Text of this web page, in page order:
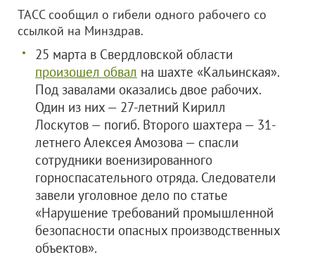
ТАСС сообщил о гибели одного рабочего со
ссылкой на Минздрав.
25 марта в Свердловской области
произошел обвал на шахте «Кальинская».
Под завалами оказались двое рабочих.
Один из них — 27-летний Кирилл
Лоскутов — погиб. Второго шахтера — 31-
летнего Алексея Амозова — спасли
сотрудники военизированного
горноспасательного отряда. Следователи
завели уголовное дело по статье
«Нарушение требований промышленной
безопасности опасных производственных
объектов».